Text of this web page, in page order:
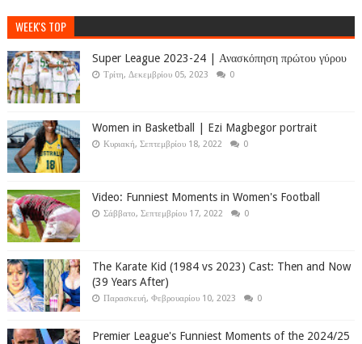
WEEK'S TOP
Super League 2023-24 | Ανασκόπηση πρώτου γύρου
Τρίτη, Δεκεμβρίου 05, 2023 0
Women in Basketball | Ezi Magbegor portrait
Κυριακή, Σεπτεμβρίου 18, 2022 0
Video: Funniest Moments in Women's Football
Σάββατο, Σεπτεμβρίου 17, 2022 0
The Karate Kid (1984 vs 2023) Cast: Then and Now
(39 Years After)
Παρασκευή, Φεβρουαρίου 10, 2023 0
Premier League's Funniest Moments of the 2024/25